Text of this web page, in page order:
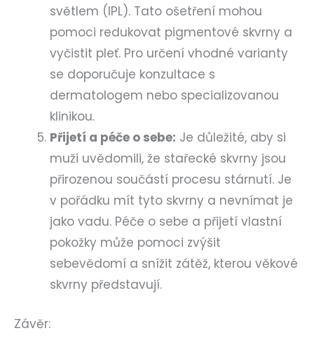
světlem (IPL). Tato ošetření mohou
pomoci redukovat pigmentové skvrny a
vyčistit pleť. Pro určení vhodné varianty
se doporučuje konzultace s
dermatologem nebo specializovanou
klinikou.
Přijetí a péče o sebe: Je důležité, aby si
muži uvědomili, že stařecké skvrny jsou
přirozenou součástí procesu stárnutí. Je
v pořádku mít tyto skvrny a nevnímat je
jako vadu. Péče o sebe a přijetí vlastní
pokožky může pomoci zvýšit
sebevědomí a snížit zátěž, kterou věkové
skvrny představují.
Závěr: